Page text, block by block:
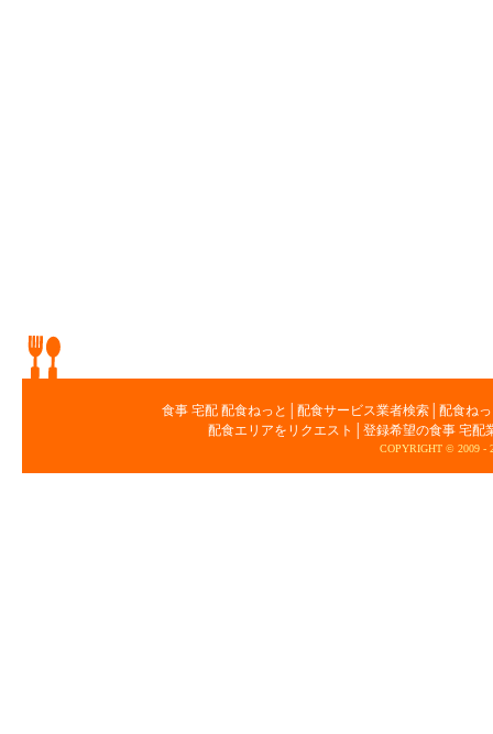
食事 宅配 配食ねっと 配食サービス業者検索│ 配食ね
配食エリアをリクエスト
登録希望の食事 宅配
COPYRIGHT © 2009 -